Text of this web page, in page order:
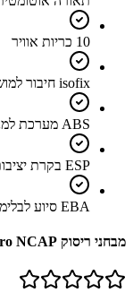
10 כריות אוויר
isofix חיבור למושבי בטיחות לילדים
ABS מערכת למניעת נעילת גלגלים
ESP בקרת יציבות
EBA סיוע לבלימת חירום
מבחני ריסוק Euro NCAP